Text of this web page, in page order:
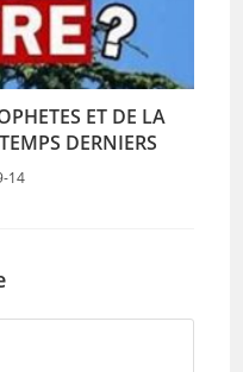
ET DE LA
DERNIERS
14